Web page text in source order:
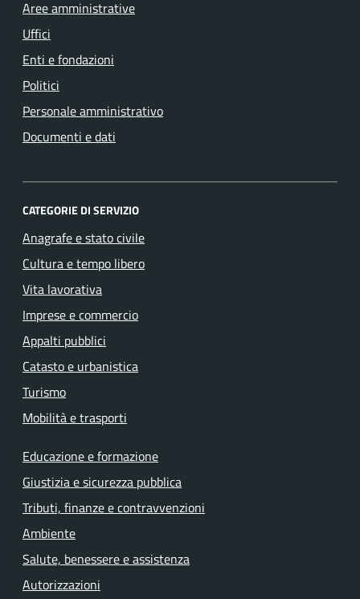
Aree amministrative
Uffici
Enti e fondazioni
Politici
Personale amministrativo
Documenti e dati
CATEGORIE DI SERVIZIO
Anagrafe e stato civile
Cultura e tempo libero
Vita lavorativa
Imprese e commercio
Appalti pubblici
Catasto e urbanistica
Turismo
Mobilità e trasporti
Educazione e formazione
Giustizia e sicurezza pubblica
Tributi, finanze e contravvenzioni
Ambiente
Salute, benessere e assistenza
Autorizzazioni